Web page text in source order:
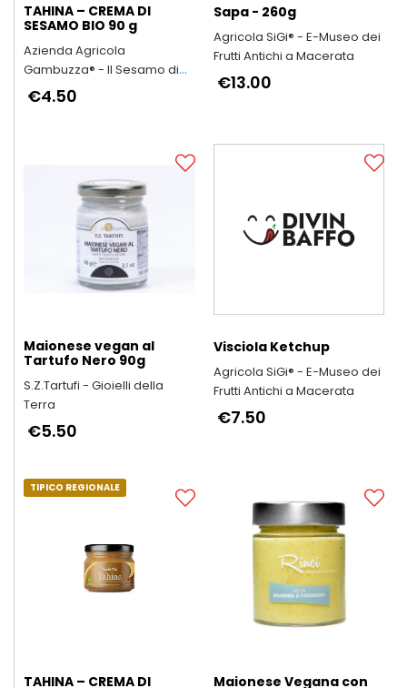
TAHINA – CREMA DI
SESAMO BIO 90 g
Azienda Agricola
Gambuzza® - Il Sesamo di
Ispica Presidio Slow Food
€4.50
Sapa - 260g
Agricola SiGi® - E-Museo dei
Frutti Antichi a Macerata
€13.00
Maionese vegan al
Tartufo Nero 90g
S.Z.Tartufi - Gioielli della
Terra
€5.50
Visciola Ketchup
Agricola SiGi® - E-Museo dei
Frutti Antichi a Macerata
€7.50
TIPICO REGIONALE
TAHINA – CREMA DI
Maionese Vegana con